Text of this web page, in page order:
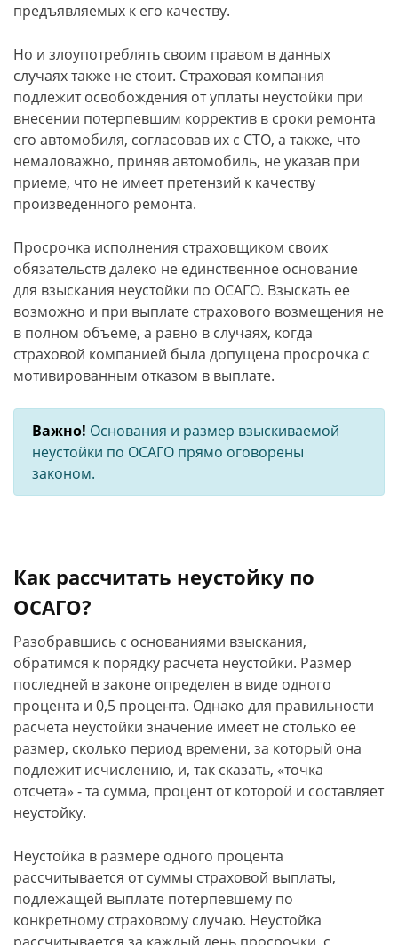
предъявляемых к его качеству.
Но и злоупотреблять своим правом в данных
случаях также не стоит. Страховая компания
подлежит освобождения от уплаты неустойки при
внесении потерпевшим корректив в сроки ремонта
его автомобиля, согласовав их с СТО, а также, что
немаловажно, приняв автомобиль, не указав при
приеме, что не имеет претензий к качеству
произведенного ремонта.
Просрочка исполнения страховщиком своих
обязательств далеко не единственное основание
для взыскания неустойки по ОСАГО. Взыскать ее
возможно и при выплате страхового возмещения не
в полном объеме, а равно в случаях, когда
страховой компанией была допущена просрочка с
мотивированным отказом в выплате.
Важно! Основания и размер взыскиваемой
неустойки по ОСАГО прямо оговорены
законом.
Как рассчитать неустойку по
ОСАГО?
Разобравшись с основаниями взыскания,
обратимся к порядку расчета неустойки. Размер
последней в законе определен в виде одного
процента и 0,5 процента. Однако для правильности
расчета неустойки значение имеет не столько ее
размер, сколько период времени, за который она
подлежит исчислению, и, так сказать, «точка
отсчета» - та сумма, процент от которой и составляет
неустойку.
Неустойка в размере одного процента
рассчитывается от суммы страховой выплаты,
подлежащей выплате потерпевшему по
конкретному страховому случаю. Неустойка